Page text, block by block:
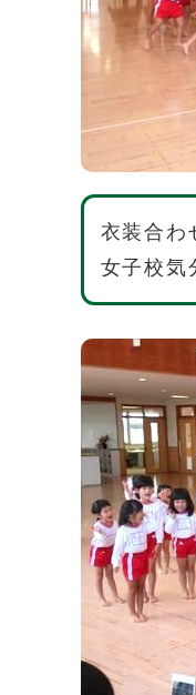
衣装合
女子校気